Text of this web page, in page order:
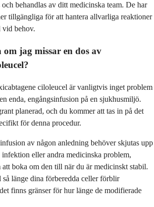
behandlas av ditt medicinska team. De har
tillgängliga för att hantera allvarliga reaktioner
vid behov.
jag missar en dos av
ciloleucel är vanligtvis inget problem
enda, engångsinfusion på en sjukhusmiljö.
planerad, och du kommer att tas in på det
för denna procedur.
av någon anledning behöver skjutas upp
eller andra medicinska problem,
boka om den till när du är medicinskt stabil.
länge dina förberedda celler förblir
finns gränser för hur länge de modifierade